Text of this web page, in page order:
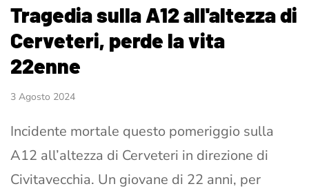
Tragedia sulla A12 all'altezza di
Cerveteri, perde la vita
22enne
3 Agosto 2024
Incidente mortale questo pomeriggio sulla
A12 all’altezza di Cerveteri in direzione di
Civitavecchia. Un giovane di 22 anni, per